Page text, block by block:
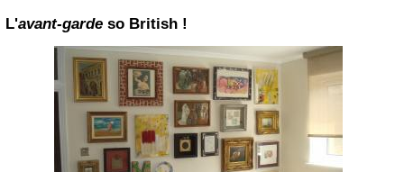
L'avant-garde so British !